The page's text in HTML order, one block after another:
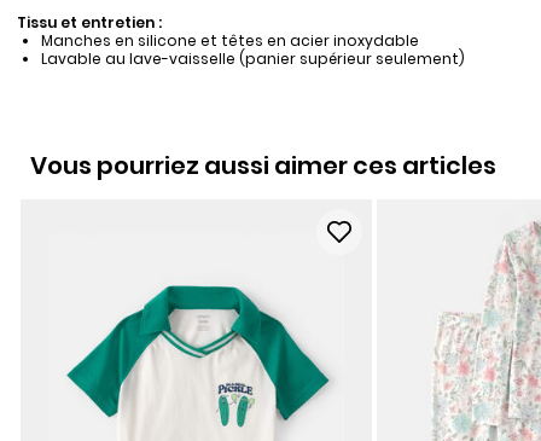
Tissu et entretien :
Manches en silicone et têtes en acier inoxydable
Lavable au lave-vaisselle (panier supérieur seulement)
Vous pourriez aussi aimer ces articles